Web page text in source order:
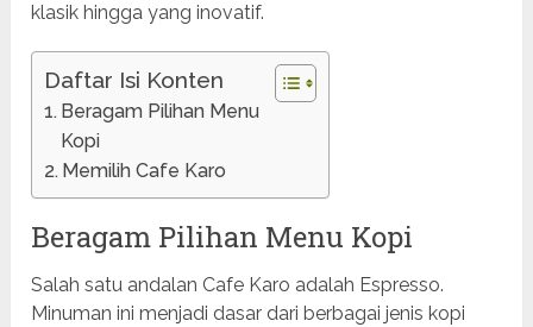
klasik hingga yang inovatif.
Daftar Isi Konten
Beragam Pilihan Menu
Kopi
Memilih Cafe Karo
Beragam Pilihan Menu Kopi
Salah satu andalan Cafe Karo adalah Espresso.
Minuman ini menjadi dasar dari berbagai jenis kopi